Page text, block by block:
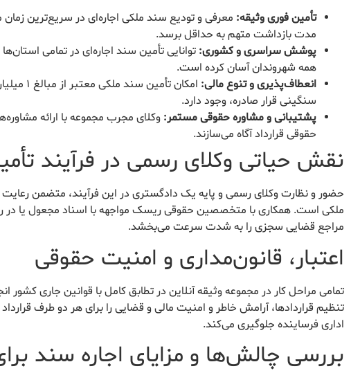
تأمین فوری وثیقه:
مدت بازداشت متهم به حداقل برسد.
پوشش سراسری و کشوری: توانایی تأمین سند اجاره‌ای در تمامی
همه شهروندان آسان کرده است.
انعطاف‌پذیری و تنوع مالی:
سنگینی قرار صادره، وجود دارد.
پشتیبانی و مشاوره حقوقی مستمر: وکلای مجرب مجموعه با ارائه
حقوقی قرارداد آگاه می‌سازند.
نقش حیاتی وکلای رسمی در فرآیند
حضور و نظارت وکلای رسمی و پایه یک دادگستری در این فرآیند، متضمن
ملکی است. همکاری با متخصصین حقوقی ریسک مواجهه با اسناد مجعول یا در
مراجع قضایی سجزی را به شدت سرعت می‌بخشد.
اعتبار، قانون‌مداری و امنیت حقوقی
تمامی مراحل کار در مجموعه وثیقه آنلاین در تطابق کامل با قوانین جاری
تنظیم قراردادها، آرامش خاطر و امنیت مالی و قضایی را برای هر دو طرف
اداری فرساینده جلوگیری می‌کند.
بررسی چالش‌ها و مزایای اجاره سند